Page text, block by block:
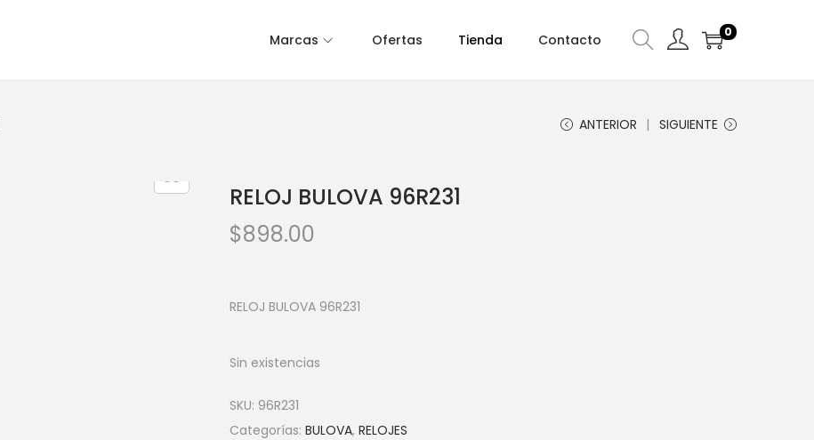
Marcas Ofertas Tienda Contacto 0
ANTERIOR SIGUIENTE
RELOJ BULOVA 96R231
$898.00
RELOJ BULOVA 96R231
Sin existencias
SKU: 96R231
Categorías: BULOVA, RELOJES